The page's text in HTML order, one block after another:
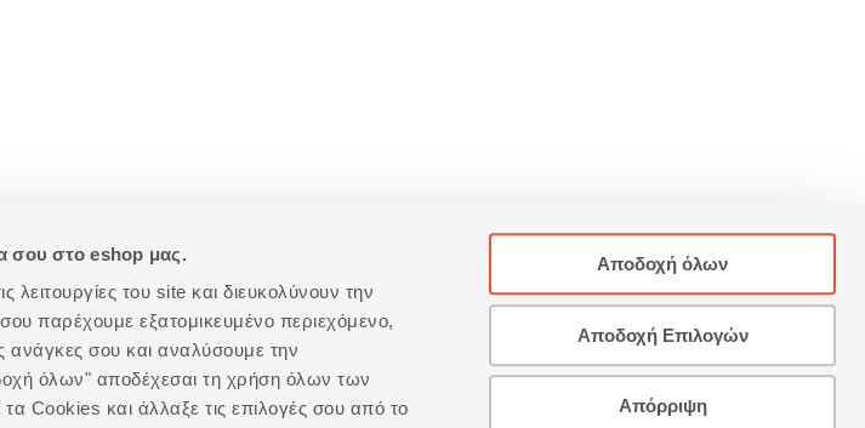
σου στο eshop μας.
του site και διευκολύνουν την
παρέχουμε εξατομικευμένο περιεχόμενο,
ανάγκες σου και αναλύσουμε την
όλων" αποδέχεσαι τη χρήση όλων των
Cookies και άλλαξε τις επιλογές σου από το
Αποδοχή όλων
Αποδοχή Επιλογών
Απόρριψη